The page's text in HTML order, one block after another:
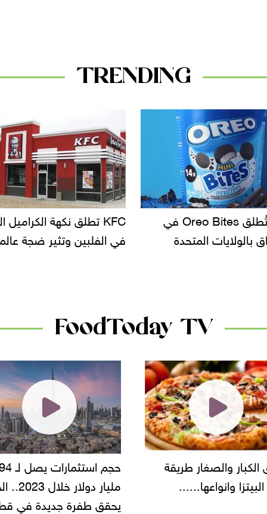
TRENDING
KFC تطلق نكهة الكراميل المملح
وتثير ضجة عالمية
دعوات للتحقيق في أسباب
سحب بعض ألبان الأطفال
FoodToday TV
حجم استثمارات يصل لـ 94
"أمن القاهرة" يضبط
شركة مطاعم استولى على
أموال المواطنين بزعم